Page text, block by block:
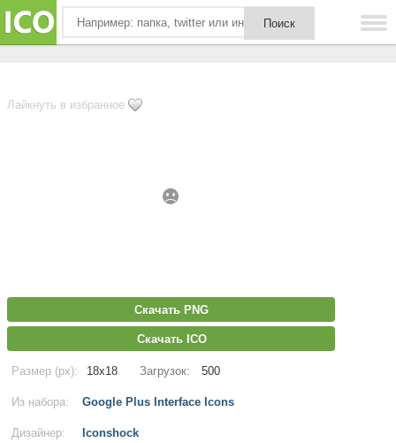
Лайкнуть в избранное
Скачать PNG
Скачать ICO
Размер (px): 18x18 Загрузок: 500
Из набора: Google Plus Interface Icons
Дизайнер: Iconshock